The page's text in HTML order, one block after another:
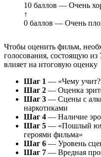
10 баллов — Очень
↑
0 баллов — Очень
Чтобы оценить фильм,
голосования, состоящую
влияет на итоговую оценку
Шаг 1 — «Чему
Шаг 2 — Оценка
Шаг 3 — Сцены с
наркотиками
Шаг 4 — Наличие
Шаг 5 — «Пошлый
героями фильма»
Шаг 6 — Уровень
Шаг 7 — Вредная